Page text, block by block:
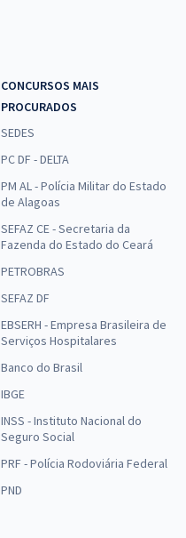
CONCURSOS MAIS
PROCURADOS
SEDES
PC DF - DELTA
PM AL - Polícia Militar do Estado
de Alagoas
SEFAZ CE - Secretaria da
Fazenda do Estado do Ceará
PETROBRAS
SEFAZ DF
EBSERH - Empresa Brasileira de
Serviços Hospitalares
Banco do Brasil
IBGE
INSS - Instituto Nacional do
Seguro Social
PRF - Polícia Rodoviária Federal
PND